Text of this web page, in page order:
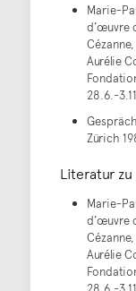
Marie-
d’œuvre
Aurélie
28.6.-
Zürich
Literatur zu
Marie-
d’œuvre
Aurélie